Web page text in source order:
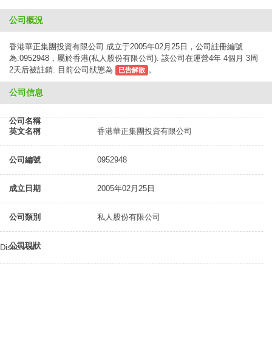
公司概況
香港華正集團投資有限公司 成立于2005年02月25日，公司註冊編號
為:0952948，屬於香港(私人股份有限公司). 該公司在運營4年 4個月 3周
2天后被註銷. 目前公司狀態為
已告解散 。
公司信息
公司名稱
英文名稱
香港華正集團投資有限公司
公司編號 0952948
成立日期 2005年02月25日
公司類別 私人股份有限公司
公司現狀
Dissolved